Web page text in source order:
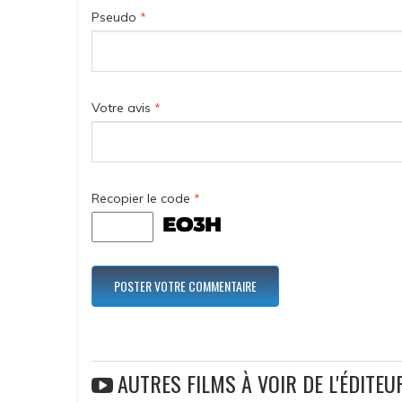
Pseudo *
Votre avis *
Recopier le code *
AUTRES FILMS À VOIR DE